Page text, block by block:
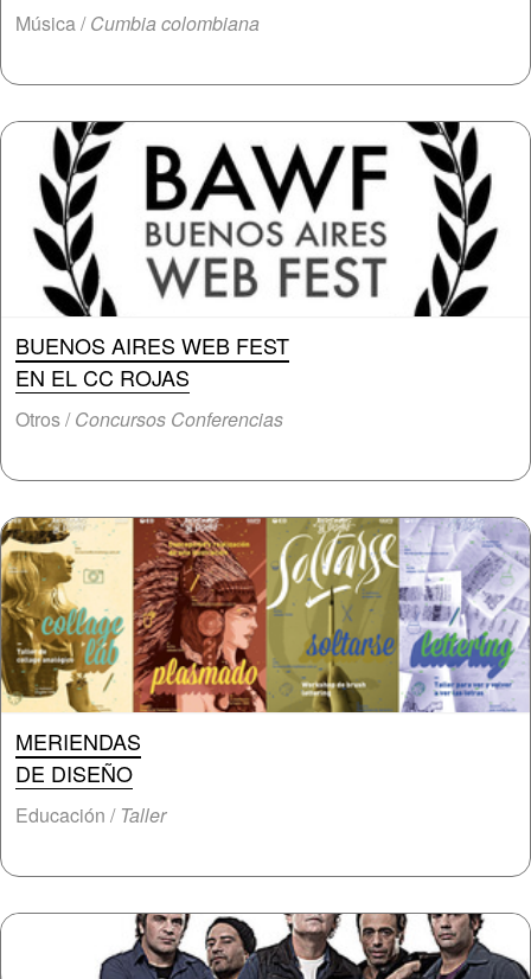
Música /Cumbia colombiana
BUENOS AIRES WEB FEST
EN EL CC ROJAS
Otros /Concursos Conferencias
MERIENDAS
DE DISEÑO
Educación / Taller